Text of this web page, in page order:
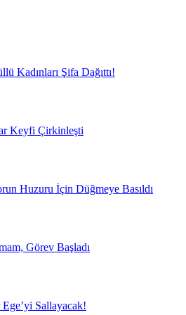
Kadınları Şifa Dağıttı!
Keyfi Çirkinleşti
Huzuru İçin Düğmeye Basıldı
Görev Başladı
Sallayacak!